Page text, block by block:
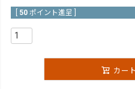
50 ポイント進呈 ]
カー